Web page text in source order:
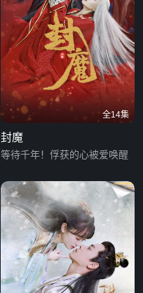
全14集
封魔
等待千年！俘获的心被爱唤醒